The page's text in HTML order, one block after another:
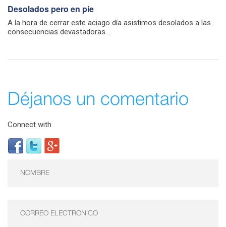
Desolados pero en pie
A la hora de cerrar este aciago día asistimos desolados a las
consecuencias devastadoras...
Déjanos un comentario
Connect with